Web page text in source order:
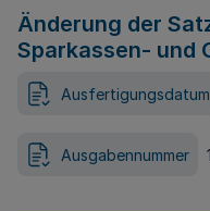
Änderung der
Sparkassen- und
Ausfertigungsdatum
Ausgabennummer